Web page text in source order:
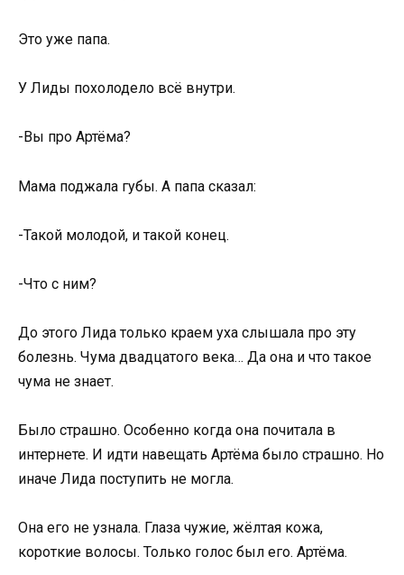
Это уже папа.
У Лиды похолодело всё внутри.
-Вы про Артёма?
Мама поджала губы. А папа сказал:
-Такой молодой, и такой конец.
-Что с ним?
До этого Лида только краем уха слышала про эту
болезнь. Чума двадцатого века… Да она и что такое
чума не знает.
Было страшно. Особенно когда она почитала в
интернете. И идти навещать Артёма было страшно. Но
иначе Лида поступить не могла.
Она его не узнала. Глаза чужие, жёлтая кожа,
короткие волосы. Только голос был его. Артёма.